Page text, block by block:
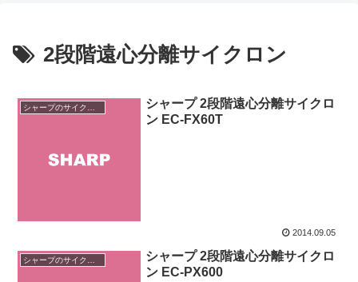
2段階遠心分離サイクロン
シャープ 2段階遠心分離サイクロ
ン EC-FX60T
2014.09.05
シャープ 2段階遠心分離サイクロ
ン EC-PX600